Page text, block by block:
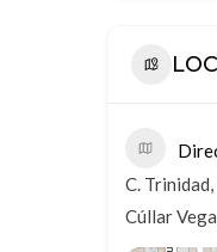
C.
Cúllar